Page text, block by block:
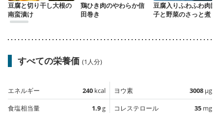
豆腐と切り干し大根の
南蛮漬け
鶏ひき肉のやわらか信
田巻き
豆腐入りふわふわ肉団
子と野菜のさっと煮
すべての栄養価 (1人分)
エネルギー 240 kcal
食塩相当量
1.9g
ヨウ素 3008 µg
コレステロール
35 mg